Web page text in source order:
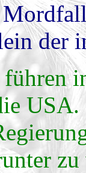
der
USA.
zu